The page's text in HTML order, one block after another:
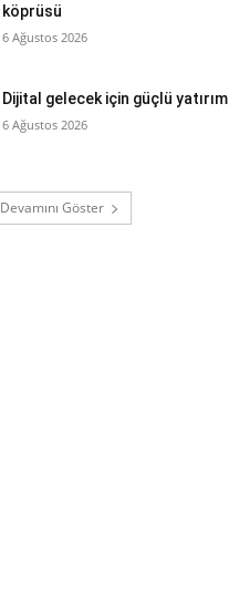
köprüsü
6 Ağustos 2026
Dijital gelecek için güçlü yatırım
6 Ağustos 2026
Devamını Göster